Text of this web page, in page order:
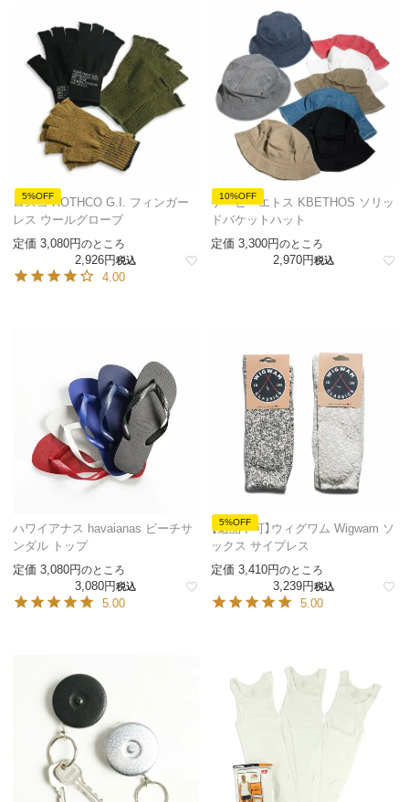
5%OFF
ロスコ ROTHCO G.I. フィンガー
レス ウールグローブ
定価 3,080 のところ
2,926 税込
4.00
10%OFF
ケービーエトス KBETHOS ソリッ
ドバケットハット
定価 3,300 のところ
2,970 税込
ハワイアナス havaianas ビーチサ
ンダル トップ
定価 3,080 のところ
3,080 税込
5.00
5%OFF
【返品不可】ウィグワム Wigwam ソ
ックス サイプレス
定価 3,410 のところ
3,239 税込
5.00